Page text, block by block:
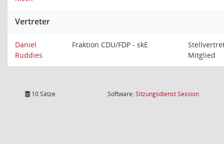
Vertreter
Daniel
Ruddies
Fraktion CDU/FDP - skE
Mitglied
10 Sätze Software:SitzungsdienstSession(Wird in